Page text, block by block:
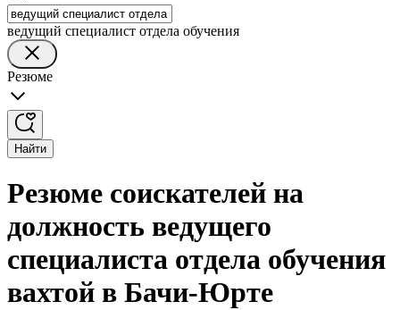
ведущий специалист отдела обучения
Резюме
Найти
Резюме соискателей на
должность ведущего
специалиста отдела обучения
вахтой в Бачи-Юрте